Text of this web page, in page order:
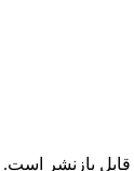
قابل بازنشر است.